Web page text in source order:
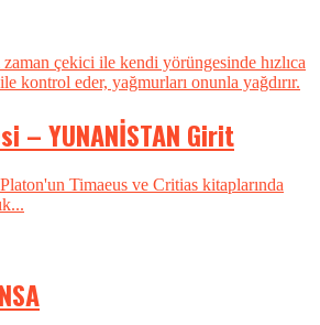
çekici ile kendi yörüngesinde hızlıca
kontrol eder, yağmurları onunla yağdırır.
– YUNANİSTAN Girit
Timaeus ve Critias kitaplarında